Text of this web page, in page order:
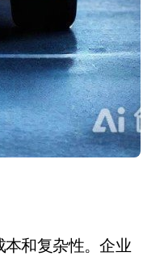
和复杂性。企业